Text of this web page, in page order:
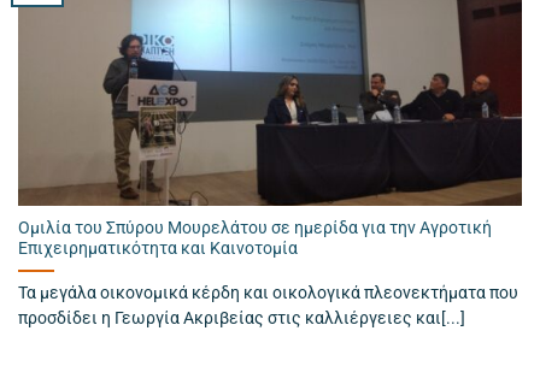
Ομιλία του Σπύρου Μουρελάτου σε ημερίδα για την Αγροτική
Επιχειρηματικότητα και Καινοτομία
Τα μεγάλα οικονομικά κέρδη και οικολογικά πλεονεκτήματα που
προσδίδει η Γεωργία Ακριβείας στις καλλιέργειες και[...]